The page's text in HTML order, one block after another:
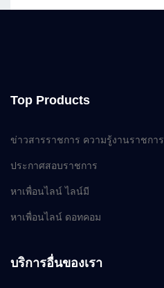
Top Products
ข่าวสารราชการ ความรู้งานราชการ
ประกาศสอบราชการ
หาเพื่อนไลน์ ไลน์มี
หาเพื่อนไลน์ ดอทคอม
บริการอื่นของเรา